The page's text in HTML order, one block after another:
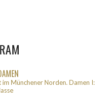
Münchener Norden. Damen I: